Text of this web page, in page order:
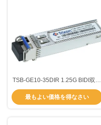
TSB-GE10-35DIR 1.25G BIDI双方
向 SFPトランシーバー
1310nm/1550nm 波長 10km
-40°C ~ +85°C SMF
最もよい価格を得なさい